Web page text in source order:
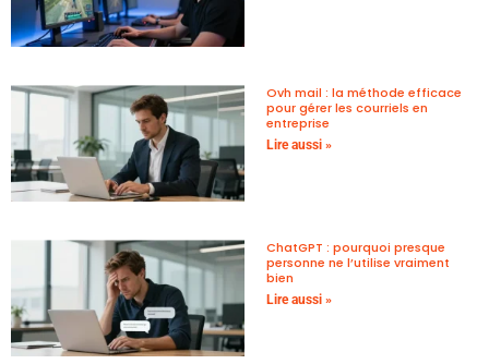
Ovh mail : la méthode efficace
pour gérer les courriels en
entreprise
Lire aussi »
ChatGPT : pourquoi presque
personne ne l’utilise vraiment
bien
Lire aussi »